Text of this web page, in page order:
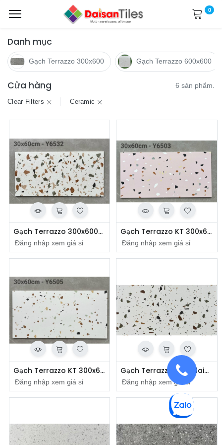
0
Danh mục
Gạch Terrazzo 300x600 Gạch Terrazzo 600x600
Cửa hàng 6 sản phẩm.
Clear Filters Ceramic
Gạch Terrazzo 300x600mm mã Y6532
Đăng nhập xem giá sỉ
Gạch Terrazzo KT 300x600mm Y6503
Đăng nhập xem giá sỉ
Gạch Terrazzo KT 300x600mm Y6505
Đăng nhập xem giá sỉ
Gạch Terrazzo Porcelain nhập khẩu 300x600mm mã 36027
Đăng nhập xem giá sỉ